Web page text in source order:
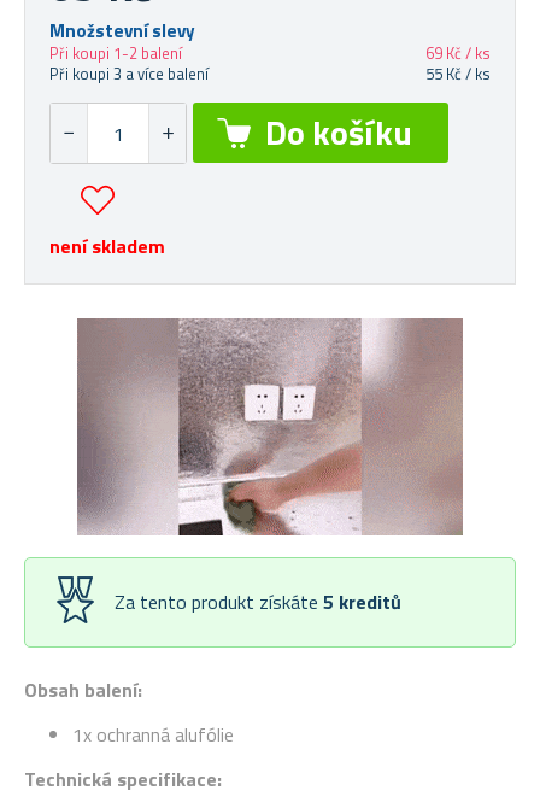
Obsah balení:
1x ochranná alufólie
Technická specifikace:
Množstevní slevy
Při koupi 1-2 balení
69 Kč / ks
Při koupi 3 a více balení
55 Kč / ks
není skladem
Za tento produkt získáte 5 kreditů